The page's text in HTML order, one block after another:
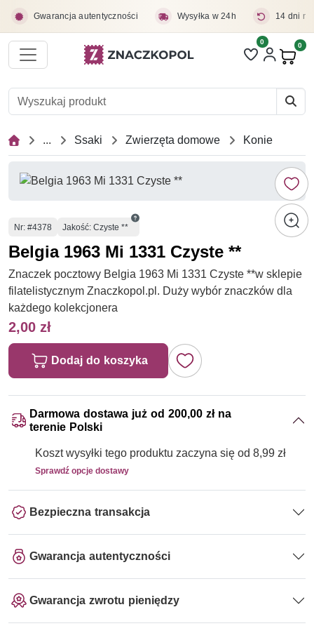
Gwarancja autentyczności Wysyłka w 24h 14 dni
Liczba pozycji
0 0
... Ssaki Zwierzęta domowe Konie
Numer
Nr: #4378 Jakość: Czyste **
Belgia 1963 Mi 1331 Czyste **
Znaczek pocztowy Belgia 1963 Mi 1331 Czyste **w sklepie
filatelistycznym Znaczkopol.pl. Duży wybór znaczków dla
każdego kolekcjonera
2,00 zł
Dodaj do koszyka
Darmowa dostawa już od 200,00 zł na
terenie Polski
Koszt wysyłki tego produktu zaczyna się od 8,99 zł
Sprawdź opcje dostawy
Bezpieczna transakcja
Gwarancja autentyczności
Gwarancja zwrotu pieniędzy